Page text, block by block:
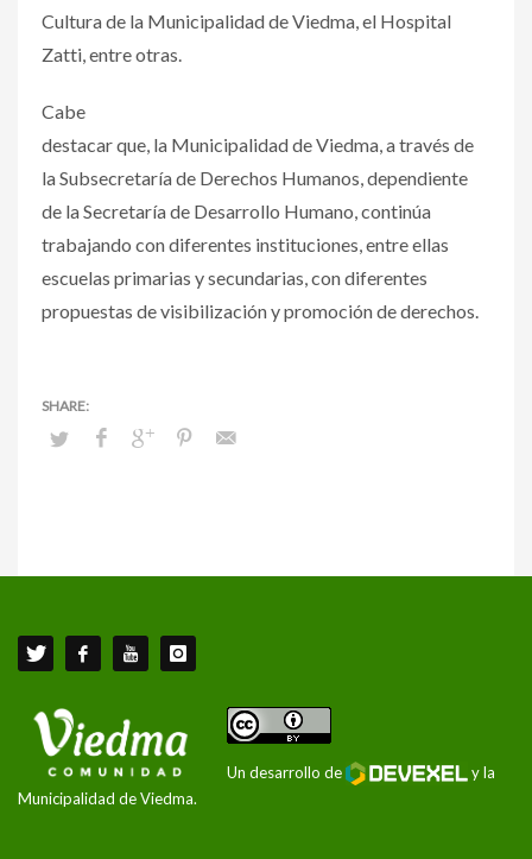
Cultura de la Municipalidad de Viedma, el Hospital
Zatti, entre otras.
Cabe
destacar que, la Municipalidad de Viedma, a través de
la Subsecretaría de Derechos Humanos, dependiente
de la Secretaría de Desarrollo Humano, continúa
trabajando con diferentes instituciones, entre ellas
escuelas primarias y secundarias, con diferentes
propuestas de visibilización y promoción de derechos.
Un desarrollo de
y la
Municipalidad de Viedma.